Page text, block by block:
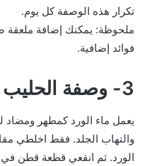
تكرار هذه الوصفة كل يوم.
ملحوظة: يمكنك إضافة
فوائد إضافية.
3- وصفة الحليب وماء الورد:
يعمل ماء الورد كمطهر ومضاد
والتهاب الجلد. فقط اخلطي
الورد. ثم انقعي قطعة قطن في